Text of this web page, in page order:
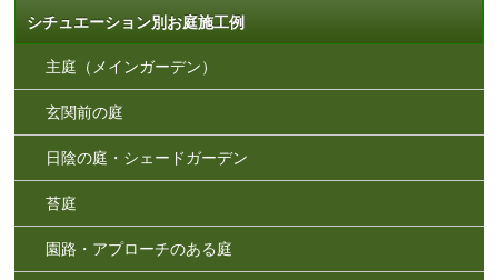
シチュエーション別お庭施工例
主庭（メインガーデン）
玄関前の庭
日陰の庭・シェードガーデン
苔庭
園路・アプローチのある庭